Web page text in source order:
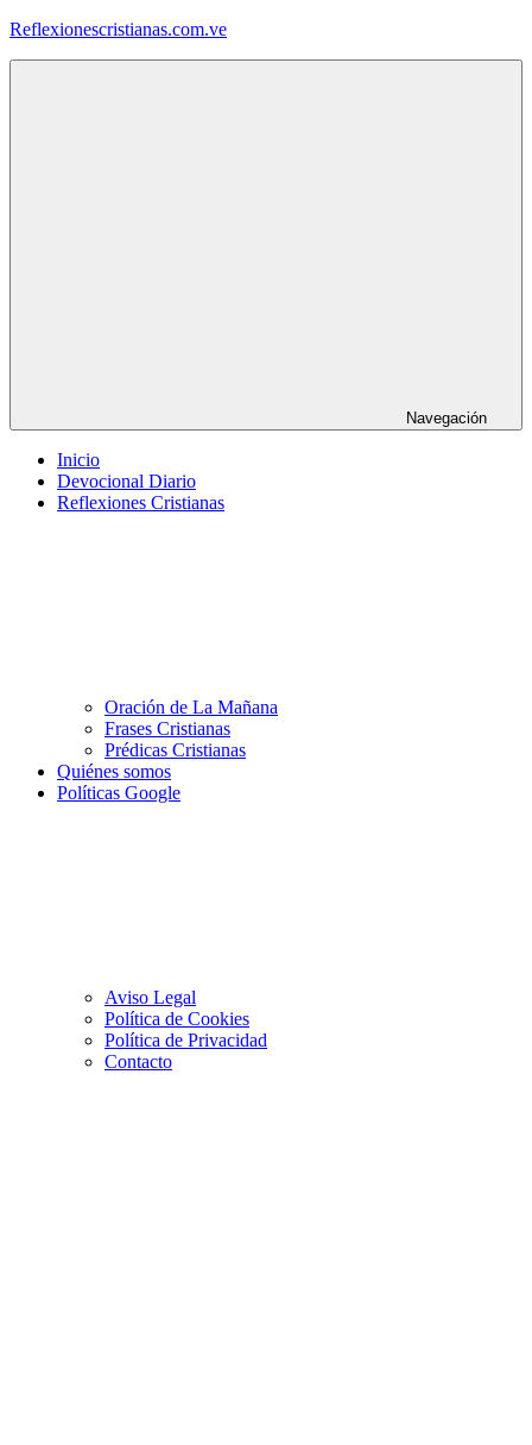
Saltar
Reflexionescristianas.com.ve
Navegación
Inicio
Devocional Diario
Reflexiones Cristianas
Oración de La Mañana
Frases Cristianas
Prédicas Cristianas
Quiénes somos
Políticas Google
Aviso Legal
Política de Cookies
Política de Privacidad
Contacto